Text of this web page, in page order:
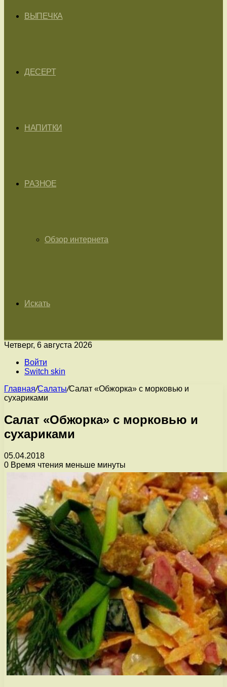
ВЫПЕЧКА
ДЕСЕРТ
НАПИТКИ
РАЗНОЕ
Обзор интернета
Искать
Четверг, 6 августа 2026
Войти
Switch skin
Главная/Салаты/Салат «Обжорка» с морковью и
сухариками
Салат «Обжорка» с морковью и
сухариками
05.04.2018
0 Время чтения меньше минуты